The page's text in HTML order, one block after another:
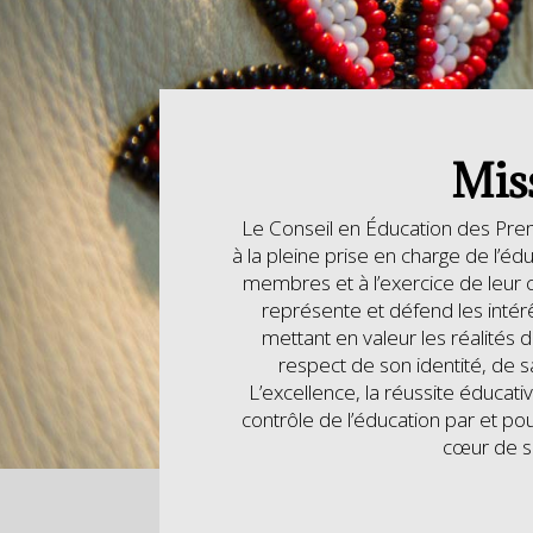
Le Conseil en Éducation des
à la pleine prise en charge de
membres et à l’exercice de
représente et défend les
mettant en valeur les réalités
respect de son identité, de
L’excellence, la réussite
contrôle de l’éducation par et
cœur de